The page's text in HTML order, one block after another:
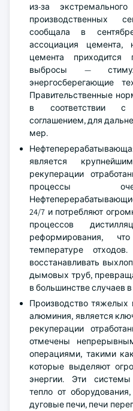
из-за
производственных
сообщала в
ассоциация цемента,
цемента
выбросы —
энергосберегающие
Правительственные
в соответствии с
соглашением, для
мер.
является
рекуперации
процессы
24/7 и потребляют
процессов
реформирования,
температуре
восстанавливать
дымовых труб,
в большинстве случаев
Производство тяжелых
алюминия, является
рекуперации
отмечены
операциями, такими
которые выделяют
энергии. Эти системы
тепло от
дуговые печи, печи